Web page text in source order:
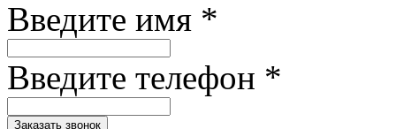
Введите имя *
Введите телефон *